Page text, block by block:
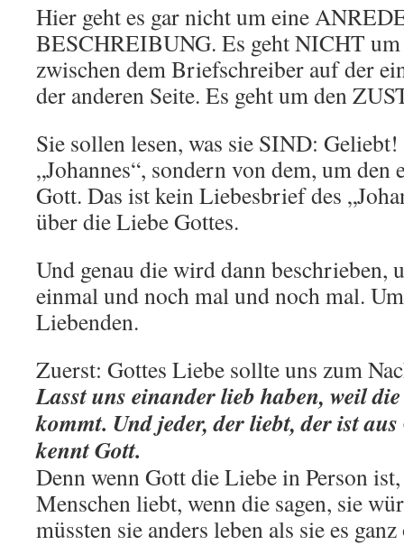
Hier geht es gar nicht um eine
BESCHREIBUNG. Es geht NICHT
zwischen dem Briefschreiber auf der
der anderen Seite. Es geht um den
Sie sollen lesen, was sie SIND:
„Johannes“, sondern von dem, um den
Gott. Das ist kein Liebesbrief des
über die Liebe Gottes.
Und genau die wird dann beschrieben,
einmal und noch mal und noch mal.
Liebenden.
Zuerst: Gottes Liebe sollte uns zum
Lasst uns einander lieb haben, weil
kommt. Und jeder, der liebt, der ist
kennt Gott.
Denn wenn Gott die Liebe in Person
Menschen liebt, wenn die sagen, sie
müssten sie anders leben als sie es